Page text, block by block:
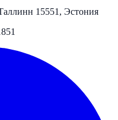
15551, Эстония